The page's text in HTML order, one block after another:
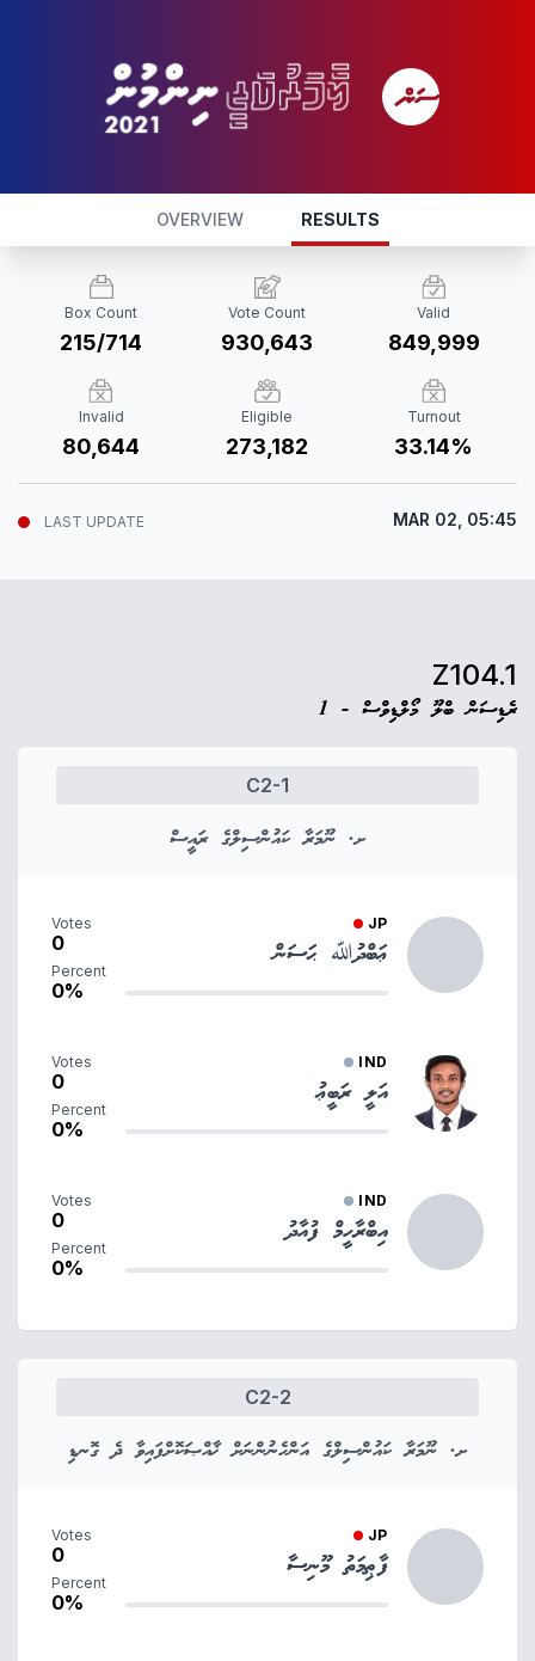
RESULTS
OVERVIEW
Box Count
215/714
Vote Count
930,643
Valid
849,999
Invalid
80,644
Eligible
273,182
Turnout
33.14%
LAST UPDATE MAR 02, 05:45
Z104.1
ރެޑިސަން ބްލޫ މޯލްޑިވްސް - 1
C2-1
ށ. ނޫމަރާ ކައުންސިލްގެ ރައީސް
JP
ޢަބްދުﷲ ޙަސަން
Votes
0
Percent
0%
IND
އަލީ ރަބީޢު
Votes
0
Percent
0%
IND
އިބްރާހީމް ފުއާދު
Votes
0
Percent
0%
C2-2
ށ. ނޫމަރާ ކައުންސިލްގެ އަންހެނުންނަށް ޚާއްޞަކޮށްފައިވާ ދެ ގޮނޑި
JP
ފާޠިމަތު މޫނިސާ
Votes
0
Percent
0%